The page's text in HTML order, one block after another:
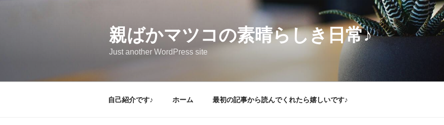
親ばかマツコの素晴らしき日常♪
Just another WordPress site
自己紹介です♪ ホーム 最初の記事から読んでくれたら嬉しいです♪